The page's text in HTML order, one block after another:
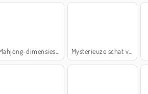
Mahjong-dimensies: 900 seconden Mysterieuze schat van de zee